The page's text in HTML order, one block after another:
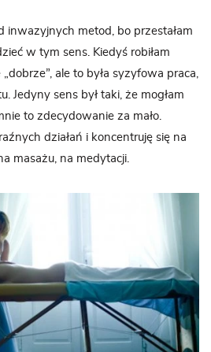
inwazyjnych metod, bo przestałam
w tym sens. Kiedyś robiłam
ale to była syzyfowa praca,
Jedyny sens był taki, że mogłam
to zdecydowanie za mało.
działań i koncentruję się na
masażu, na medytacji.